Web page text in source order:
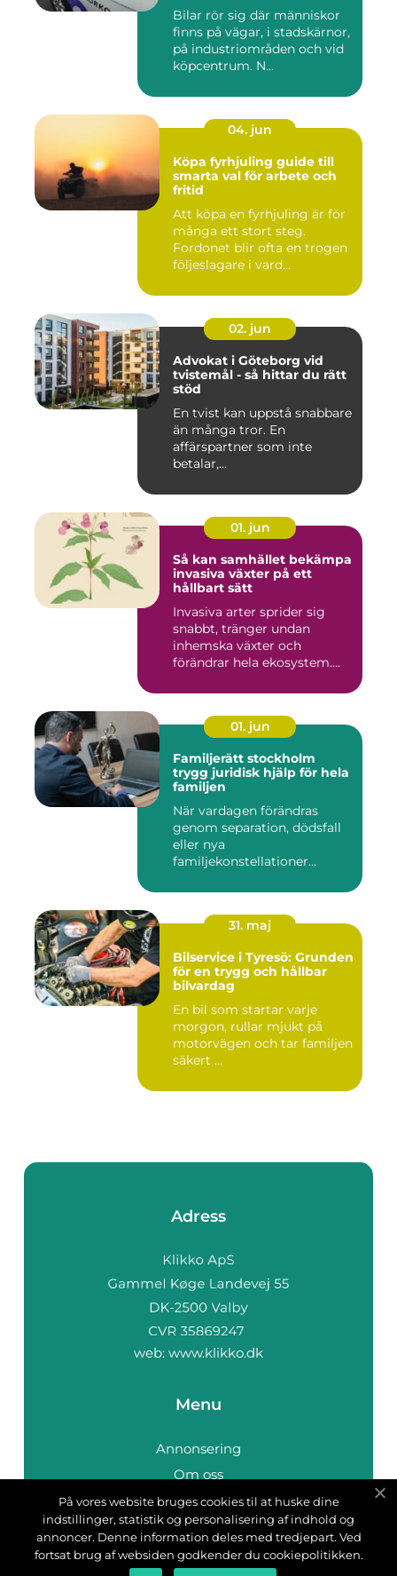
Bilar rör sig där människor
finns på vägar, i stadskärnor,
på industriområden och vid
köpcentrum. N...
04. jun
Köpa fyrhjuling guide till
smarta val för arbete och
fritid
Att köpa en fyrhjuling är för
många ett stort steg.
Fordonet blir ofta en trogen
följeslagare i vard...
02. jun
Advokat i Göteborg vid
tvistemål - så hittar du rätt
stöd
En tvist kan uppstå snabbare
än många tror. En
affärspartner som inte
betalar,...
01. jun
Så kan samhället bekämpa
invasiva växter på ett
hållbart sätt
Invasiva arter sprider sig
snabbt, tränger undan
inhemska växter och
förändrar hela ekosystem.
01. jun
Familjerätt stockholm
trygg juridisk hjälp för hela
familjen
När vardagen förändras
genom separation, dödsfall
eller nya
familjekonstellationer
31. maj
Bilservice i Tyresö: Grunden
för en trygg och hållbar
bilvardag
En bil som startar varje
morgon, rullar mjukt på
motorvägen och tar familjen
säkert ...
Adress
web: www.klikko.dk
Menu
Annonsering
Om oss
Cookies
Kontakta oss
Sitemap
På vores website bruges cookies til at huske dine
indstillinger, statistik og personalisering af indhold og
annoncer. Denne information deles med tredjepart. Ved
fortsat brug af websiden godkender du cookiepolitikken.